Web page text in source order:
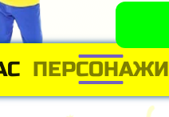
(CURRENT)
ПЕРСОНАЖИ